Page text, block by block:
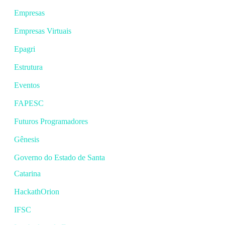
Empresas
Empresas Virtuais
Epagri
Estrutura
Eventos
FAPESC
Futuros Programadores
Gênesis
Governo do Estado de Santa
Catarina
HackathOrion
IFSC